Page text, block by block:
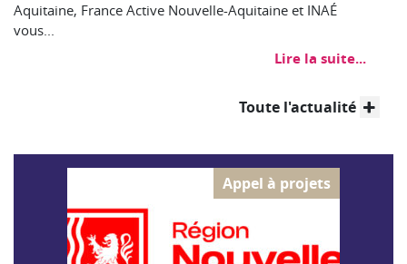
Aquitaine, France Active Nouvelle-Aquitaine et INAÉ
vous...
Lire la suite...
Toute l'actualité
Appel à projets